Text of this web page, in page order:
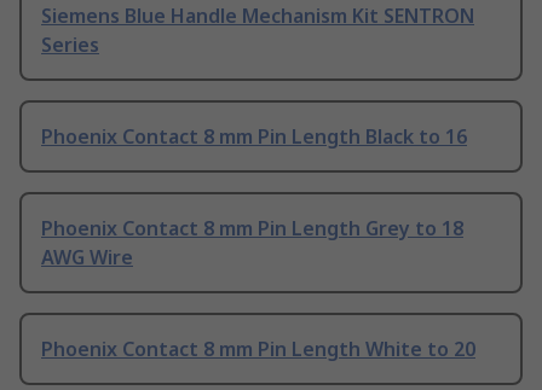
Siemens Blue Handle Mechanism Kit SENTRON
Series
Phoenix Contact 8 mm Pin Length Black to 16
Phoenix Contact 8 mm Pin Length Grey to 18
AWG Wire
Phoenix Contact 8 mm Pin Length White to 20